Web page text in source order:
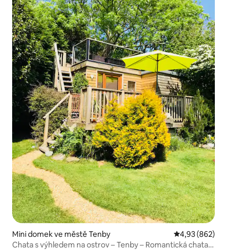
Mini domek ve městě Tenby Průměrné
4,93 (862)
Chata s výhledem na ostrov – Tenby – Romantická chata